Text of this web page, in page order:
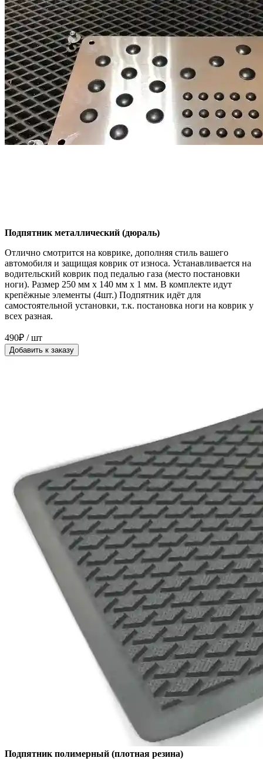
Подпятник металлический (дюраль)
Отлично смотрится на коврике, дополняя стиль вашего
автомобиля и защищая коврик от износа. Устанавливается на
водительский коврик под педалью газа (место постановки
ноги). Размер 250 мм x 140 мм x 1 мм. В комплекте идут
крепёжные элементы (4шт.) Подпятник идёт для
самостоятельной установки, т.к. постановка ноги на коврик у
всех разная.
490₽ / шт
Добавить к заказу
Подпятник полимерный (плотная резина)